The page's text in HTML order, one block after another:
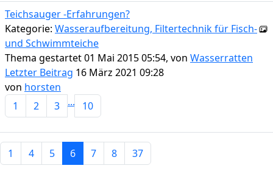
Teichsauger -Erfahrungen?
Kategorie: Wasseraufbereitung, Filtertechnik für Fisch-
und Schwimmteiche
Thema gestartet 01 Mai 2015 05:54, von Wasserratten
Letzter Beitrag 16 März 2021 09:28
von horsten
1
2 3 ... 10
1 4 5 6 7 8 37